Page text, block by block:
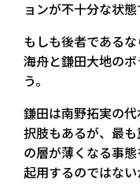
ョンが不十分な状態
もしも後者である
海舟と鎌田大地の
う。
鎌田は南野拓実の
択肢もあるが、最
の層が薄くなる事
起用するのではない